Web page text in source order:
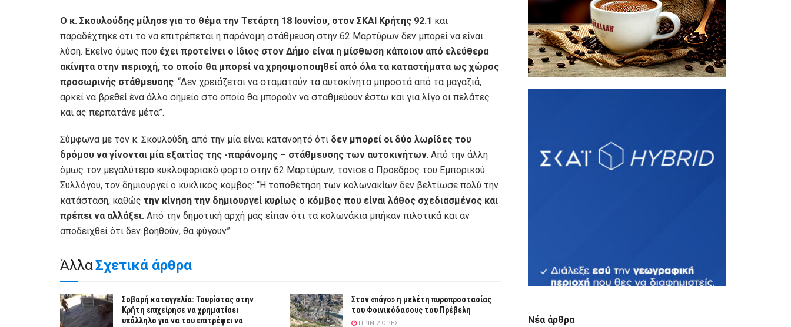
Ο κ. Σκουλούδης μίλησε για το θέμα την Τετάρτη 18 Ιουνίου, στον ΣΚΑΙ Κρήτης 92.1 και
παραδέχτηκε ότι το να επιτρέπεται η παράνομη στάθμευση στην 62 Μαρτύρων δεν μπορεί να είναι
λύση. Εκείνο όμως που έχει προτείνει ο ίδιος στον Δήμο είναι η μίσθωση κάποιου από ελεύθερα
ακίνητα στην περιοχή, το οποίο θα μπορεί να χρησιμοποιηθεί από όλα τα καταστήματα ως χώρος
προσωρινής στάθμευσης: “Δεν χρειάζεται να σταματούν τα αυτοκίνητα μπροστά από τα μαγαζιά,
αρκεί να βρεθεί ένα άλλο σημείο στο οποίο θα μπορούν να σταθμεύουν έστω και για λίγο οι πελάτες
και ας περπατάνε μέτα”.
Σύμφωνα με τον κ. Σκουλούδη, από την μία είναι κατανοητό ότι δεν μπορεί οι δύο λωρίδες του
δρόμου να γίνονται μία εξαιτίας της -παράνομης – στάθμευσης των αυτοκινήτων. Από την άλλη
όμως τον μεγαλύτερο κυκλοφοριακό φόρτο στην 62 Μαρτύρων, τόνισε ο Πρόεδρος του Εμπορικού
Συλλόγου, τον δημιουργεί ο κυκλικός κόμβος: “Η τοποθέτηση των κολωνακίων δεν βελτίωσε πολύ την
κατάσταση, καθώς την κίνηση την δημιουργεί κυρίως ο κόμβος που είναι λάθος σχεδιασμένος και
πρέπει να αλλάξει. Από την δημοτική αρχή μας είπαν ότι τα κολωνάκια μπήκαν πιλοτικά και αν
αποδειχθεί ότι δεν βοηθούν, θα φύγουν”.
ΆλλαΣχετικά άρθρα
Σοβαρή καταγγελία: Τουρίστας στην
Κρήτη επιχείρησε να χρηματίσει
υπάλληλο για να του επιτρέψει να
Στον «πάγο» η μελέτη πυροπροστασίας
του Φοινικόδασους του Πρέβελη
ΠΡΙΝ 2 ΏΡΕΣ Νέα άρθρα